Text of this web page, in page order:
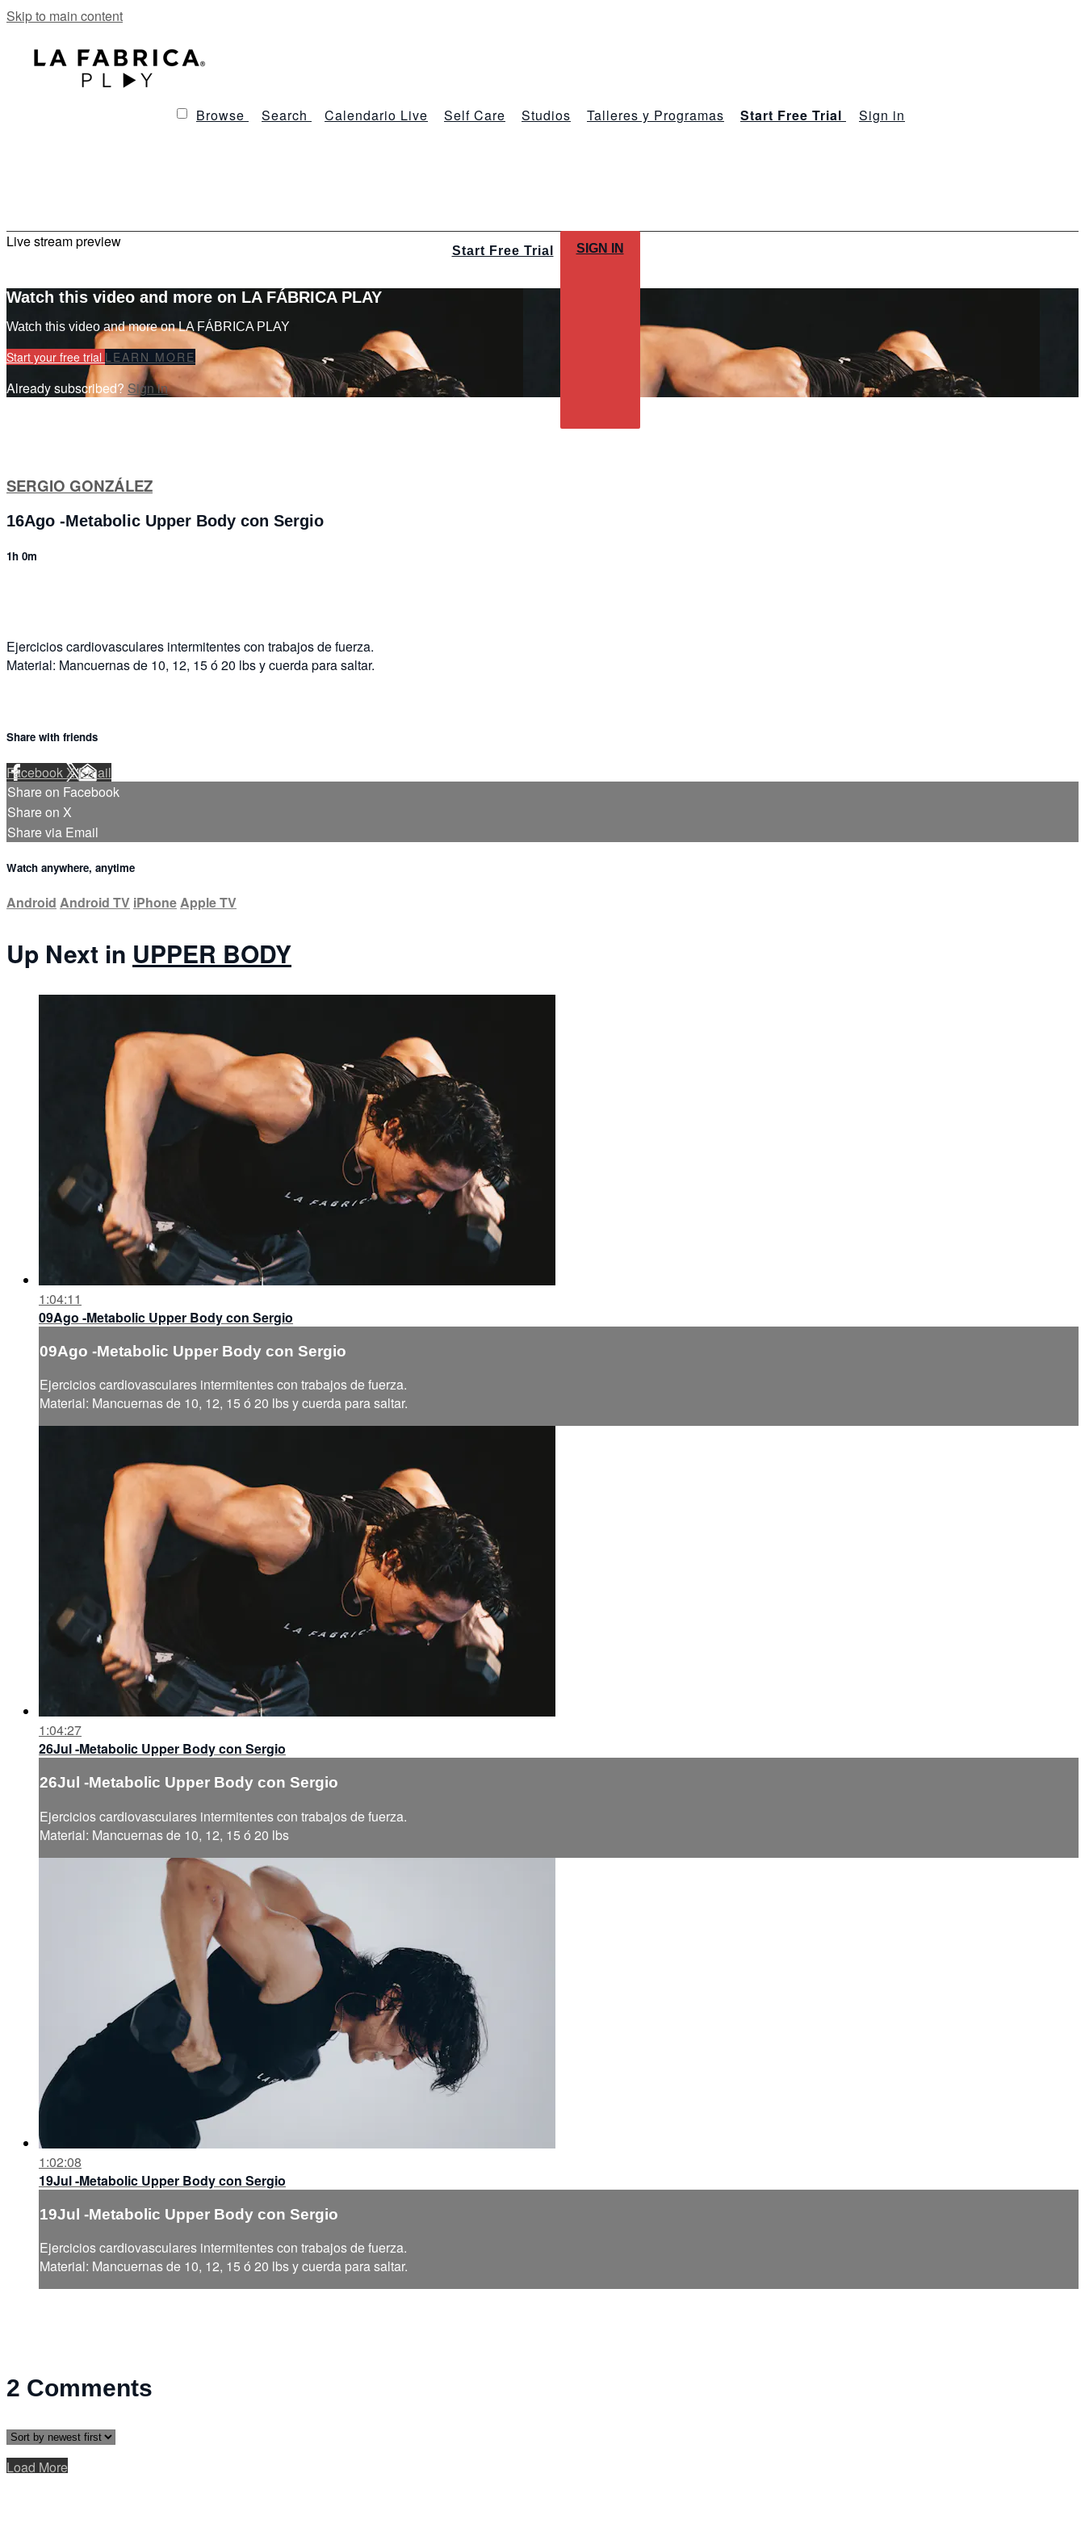
Skip to main content
Browse Search Calendario Live Self Care Studios Talleres y Programas Start Free Trial Sign in
Start Free Trial SIGN IN
Live stream preview
Watch this video and more on LA FÁBRICA PLAY
Watch this video and more on LA FÁBRICA PLAY
Start your free trial LEARN MORE
Already subscribed? Sign in
SERGIO GONZÁLEZ
16Ago -Metabolic Upper Body con Sergio
1h 0m
Ejercicios cardiovasculares intermitentes con trabajos de fuerza.
Material: Mancuernas de 10, 12, 15 ó 20 lbs y cuerda para saltar.
Share with friends
FacebookXEmail
Share on Facebook
Share on X
Share via Email
Watch anywhere, anytime
Android Android TV iPhoneApple TV
Up Next in UPPER BODY
1:04:11
09Ago -Metabolic Upper Body con Sergio
09Ago -Metabolic Upper Body con Sergio
Ejercicios cardiovasculares intermitentes con trabajos de fuerza.
Material: Mancuernas de 10, 12, 15 ó 20 lbs y cuerda para saltar.
1:04:27
26Jul -Metabolic Upper Body con Sergio
26Jul -Metabolic Upper Body con Sergio
Ejercicios cardiovasculares intermitentes con trabajos de fuerza.
Material: Mancuernas de 10, 12, 15 ó 20 lbs
1:02:08
19Jul -Metabolic Upper Body con Sergio
19Jul -Metabolic Upper Body con Sergio
Ejercicios cardiovasculares intermitentes con trabajos de fuerza.
Material: Mancuernas de 10, 12, 15 ó 20 lbs y cuerda para saltar.
2 Comments
Load More